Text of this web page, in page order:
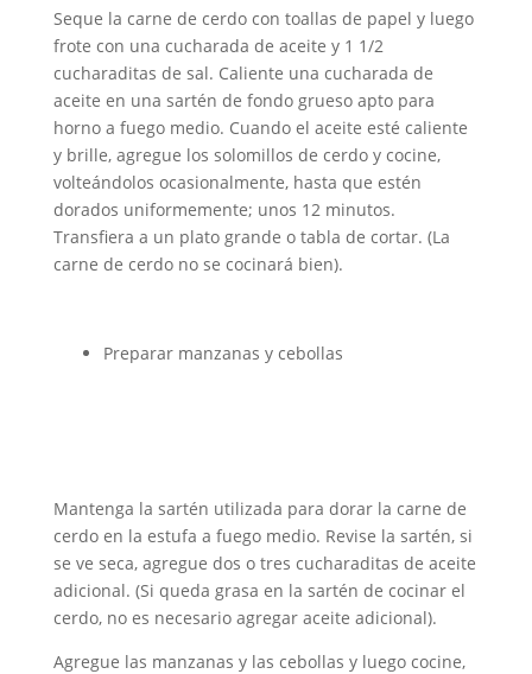
Seque la carne de cerdo con toallas de papel y luego
frote con una cucharada de aceite y 1 1/2
cucharaditas de sal. Caliente una cucharada de
aceite en una sartén de fondo grueso apto para
horno a fuego medio. Cuando el aceite esté caliente
y brille, agregue los solomillos de cerdo y cocine,
volteándolos ocasionalmente, hasta que estén
dorados uniformemente; unos 12 minutos.
Transfiera a un plato grande o tabla de cortar. (La
carne de cerdo no se cocinará bien).
Preparar manzanas y cebollas
Mantenga la sartén utilizada para dorar la carne de
cerdo en la estufa a fuego medio. Revise la sartén, si
se ve seca, agregue dos o tres cucharaditas de aceite
adicional. (Si queda grasa en la sartén de cocinar el
cerdo, no es necesario agregar aceite adicional).
Agregue las manzanas y las cebollas y luego cocine,